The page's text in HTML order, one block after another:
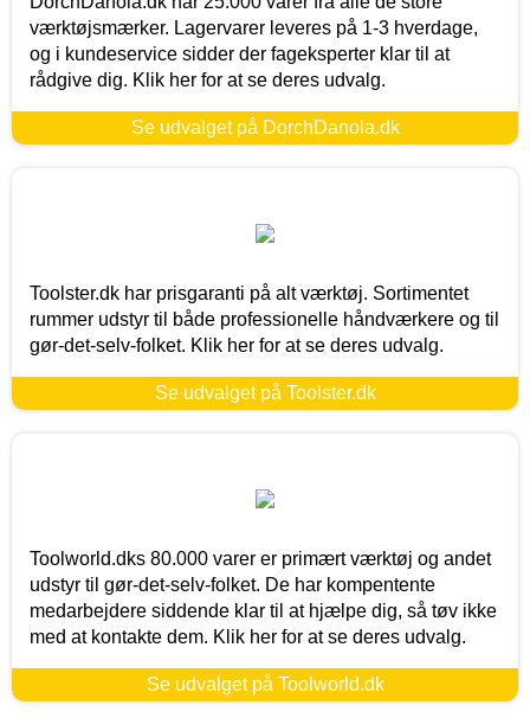
værktøjsmærker. Lagervarer leveres på 1-3 hverdage,
og i kundeservice sidder der fageksperter klar til at
rådgive dig. Klik her for at se deres udvalg.
Se udvalget på DorchDanola.dk
Toolster.dk har prisgaranti på alt værktøj. Sortimentet
rummer udstyr til både professionelle håndværkere og til
gør-det-selv-folket. Klik her for at se deres udvalg.
Se udvalget på Toolster.dk
Toolworld.dks 80.000 varer er primært værktøj og andet
udstyr til gør-det-selv-folket. De har kompentente
medarbejdere siddende klar til at hjælpe dig, så tøv ikke
med at kontakte dem. Klik her for at se deres udvalg.
Se udvalget på Toolworld.dk